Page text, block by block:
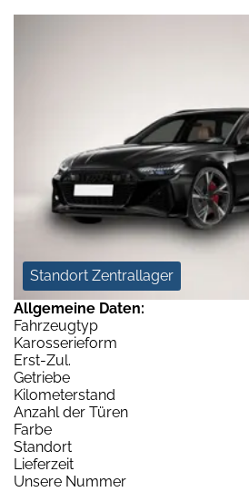
Standort Zentrallager
Allgemeine Daten:
Fahrzeugtyp
Karosserieform
Erst-Zul.
Getriebe
Kilometerstand
Anzahl der Türen
Farbe
Standort
Lieferzeit
Unsere Nummer